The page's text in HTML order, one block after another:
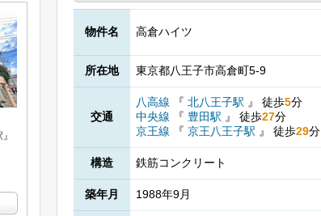
物件名 高倉ハイツ
所在地 東京都八王子市高倉町5-9
交通
八高線 『 北八王子駅 』 徒歩5分
中央線
『 豊田駅 』 徒歩27分
京王線
『 京王八王子駅 』 徒歩29分
構造 鉄筋コンクリート
築年月 1988年9月